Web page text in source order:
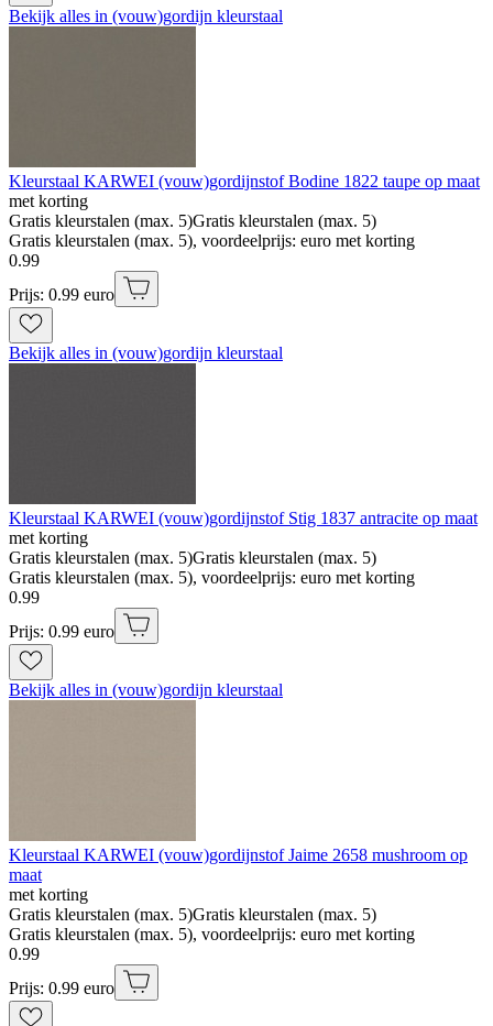
Bekijk alles in (vouw)gordijn kleurstaal
Kleurstaal KARWEI (vouw)gordijnstof Bodine 1822 taupe op maat
met korting
Gratis kleurstalen (max. 5)Gratis kleurstalen (max. 5)
Gratis kleurstalen (max. 5), voordeelprijs: euro met korting
0.99
Prijs: 0.99 euro
Bekijk alles in (vouw)gordijn kleurstaal
Kleurstaal KARWEI (vouw)gordijnstof Stig 1837 antracite op maat
met korting
Gratis kleurstalen (max. 5)Gratis kleurstalen (max. 5)
Gratis kleurstalen (max. 5), voordeelprijs: euro met korting
0.99
Prijs: 0.99 euro
Bekijk alles in (vouw)gordijn kleurstaal
Kleurstaal KARWEI (vouw)gordijnstof Jaime 2658 mushroom op
maat
met korting
Gratis kleurstalen (max. 5)Gratis kleurstalen (max. 5)
Gratis kleurstalen (max. 5), voordeelprijs: euro met korting
0.99
Prijs: 0.99 euro